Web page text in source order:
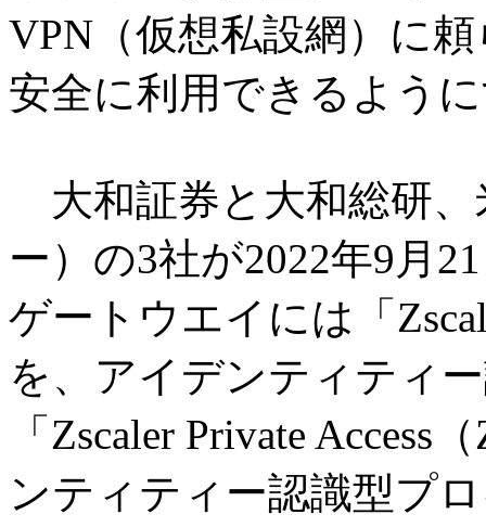
VPN（仮想私設網）に
安全に利用できるよう
大和証券と大和総研、
ー）の3社が2022年9月
ゲートウエイには「
を、アイデンティティ
「Zscaler Private
ンティティー認識型プ